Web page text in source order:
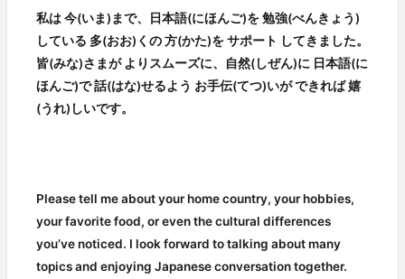
私は 今(いま)まで、日本語(にほんご)を 勉強(べんきょう)
している 多(おお)くの 方(かた)を サポート してきました。
皆(みな)さまが よりスムーズに、自然(しぜん)に 日本語(に
ほんご)で 話(はな)せるよう お手伝(てつ)いが できれば 嬉
(うれ)しいです。
Please tell me about your home country, your hobbies,
your favorite food, or even the cultural differences
you’ve noticed. I look forward to talking about many
topics and enjoying Japanese conversation together.